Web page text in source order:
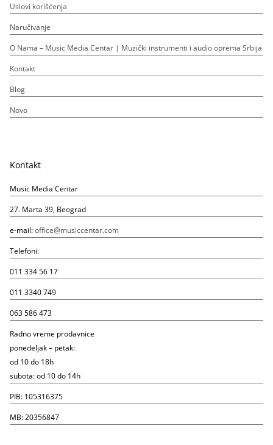
Uslovi korišćenja
Naručivanje
O Nama – Music Media Centar | Muzički instrumenti i audio oprema Srbija
Kontakt
Blog
Novo
Kontakt
Music Media Centar
27. Marta 39, Beograd
e-mail:office@musiccentar.com
Telefoni:
011 334 56 17
011 3340 749
063 586 473
Radno vreme prodavnice
ponedeljak – petak:
od 10 do 18h
subota: od 10 do 14h
PIB: 105316375
MB: 20356847